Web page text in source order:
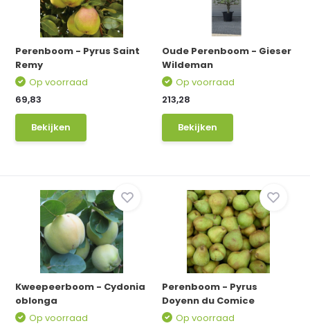
Perenboom - Pyrus Saint
Remy
Op voorraad
69,83
Bekijken
Oude Perenboom - Gieser
Wildeman
Op voorraad
213,28
Bekijken
Kweepeerboom - Cydonia
oblonga
Op voorraad
Perenboom - Pyrus
Doyenn du Comice
Op voorraad